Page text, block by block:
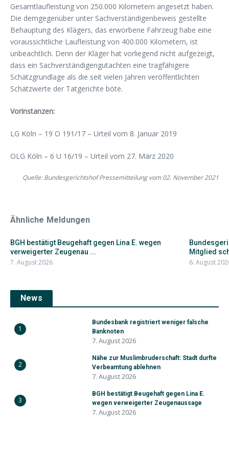
Gesamtlaufleistung von 250.000 Kilometern angesetzt haben.
Die demgegenüber unter Sachverständigenbeweis gestellte
Behauptung des Klägers, das erworbene Fahrzeug habe eine
voraussichtliche Laufleistung von 400.000 Kilometern, ist
unbeachtlich. Denn der Kläger hat vorliegend nicht aufgezeigt,
dass ein Sachverständigengutachten eine tragfähigere
Schätzgrundlage als die seit vielen Jahren veröffentlichten
Schätzwerte der Tatgerichte böte.
Vorinstanzen:
LG Köln – 19 O 191/17 – Urteil vom 8. Januar 2019
OLG Köln – 6 U 16/19 – Urteil vom 27. März 2020
Quelle: Bundesgerichtshof Pressemitteilung vom 02. November 2021
Ähnliche Meldungen
BGH bestätigt Beugehaft gegen Lina E. wegen
verweigerter Zeugenau ...
7. August 2026
Mitglied
6. August
News
1
Bundesbank registriert weniger falsche
Banknoten
7. August 2026
2
Nähe zur Muslimbruderschaft: Stadt durfte
Verbeamtung ablehnen
7. August 2026
3
BGH bestätigt Beugehaft gegen Lina E.
wegen verweigerter Zeugenaussage
7. August 2026